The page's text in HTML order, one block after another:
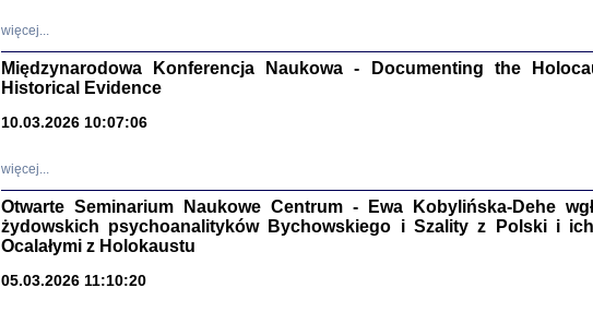
Studia i Materiały
nr 17, R. 2021
NIE WIEMY CO PRZYNIESIE NAM
Dziennik pisany w ukryciu w
więcej...
Międzynarodowa Konferencja Naukowa - Documenting the
Historical Evidence
10.03.2026 10:07:06
więcej...
Otwarte Seminarium Naukowe Centrum - Ewa Kobylińska-Dehe
żydowskich psychoanalityków Bychowskiego i Szality z Polski i
Ocalałymi z Holokaustu
05.03.2026 11:10:20